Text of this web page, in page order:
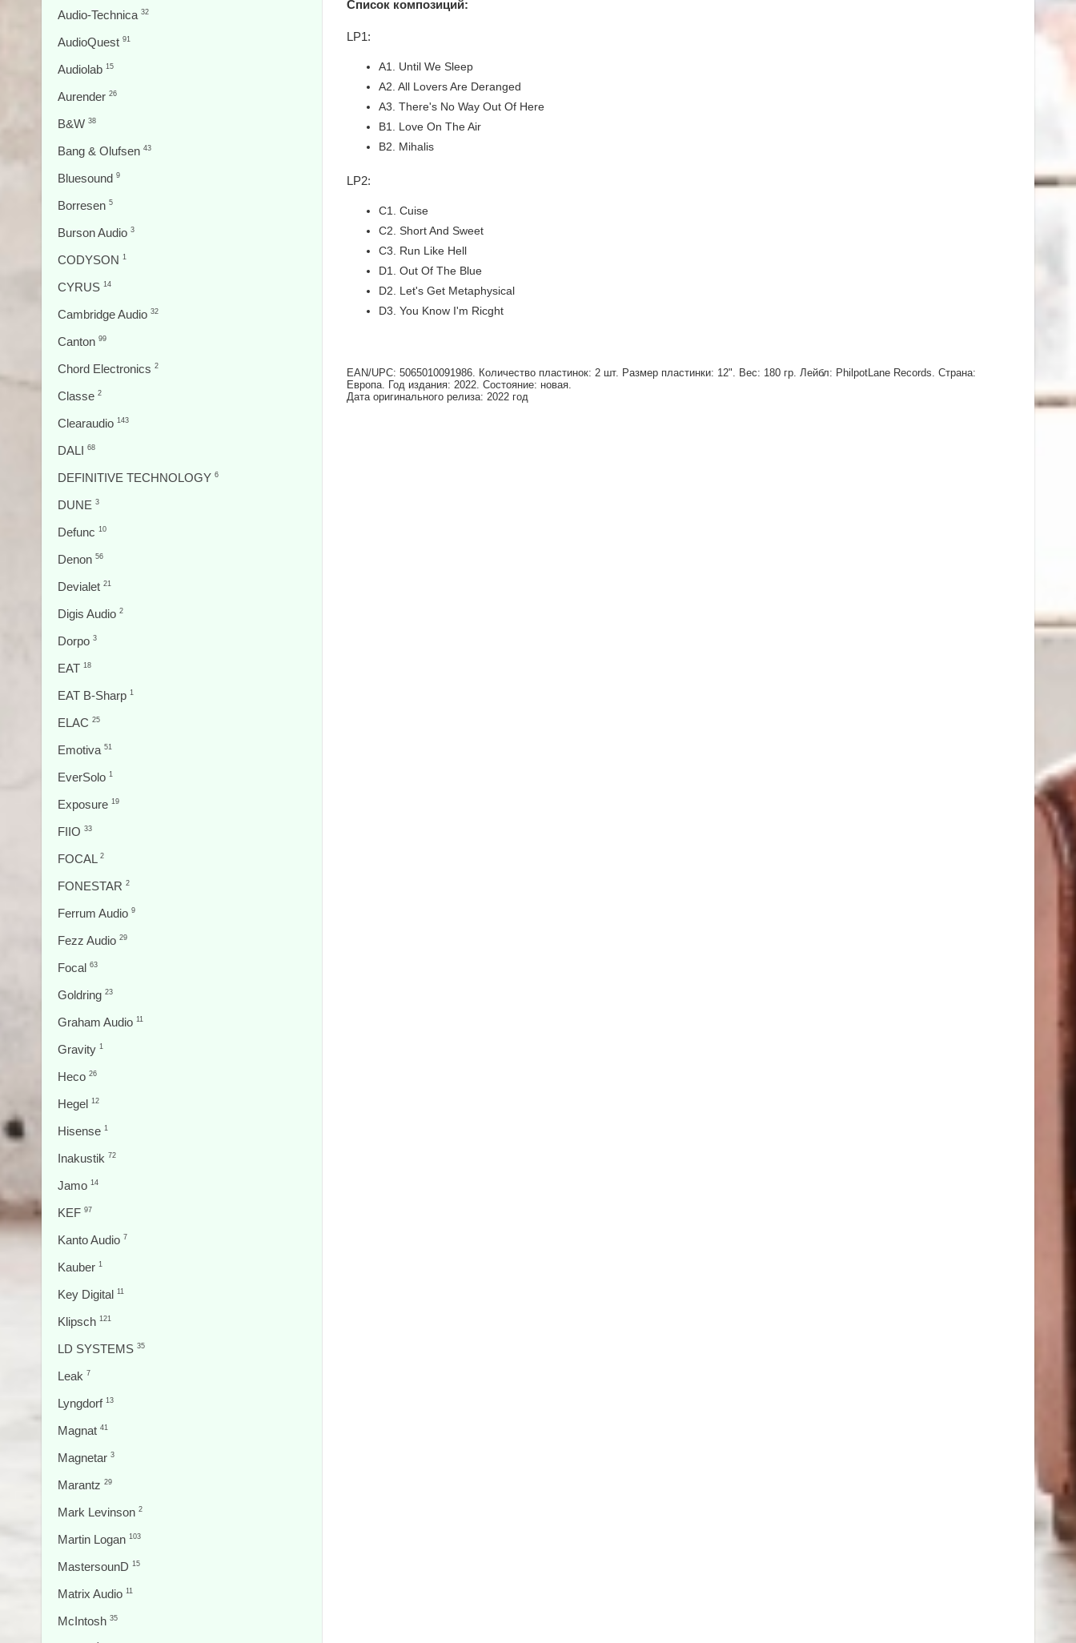
Список композиций:
LP1:
A1. Until We Sleep
A2. All Lovers Are Deranged
A3. There's No Way Out Of Here
B1. Love On The Air
B2. Mihalis
LP2:
C1. Cuise
C2. Short And Sweet
C3. Run Like Hell
D1. Out Of The Blue
D2. Let's Get Metaphysical
D3. You Know I'm Ricght
EAN/UPC: 5065010091986. Количество пластинок: 2 шт. Размер пластинки: 12". Вес: 180 гр. Лейбл: PhilpotLane Records. Страна:
Европа. Год издания: 2022. Состояние: новая.
Дата оригинального релиза: 2022 год
Audio-Technica 32
AudioQuest 91
Audiolab 15
Aurender 26
B&W 38
Bang & Olufsen 43
Bluesound 9
Borresen 5
Burson Audio 3
CODYSON 1
CYRUS 14
Cambridge Audio 32
Canton 99
Chord Electronics 2
Classe 2
Clearaudio 143
DALI 68
DEFINITIVE TECHNOLOGY 6
DUNE 3
Defunc 10
Denon 56
Devialet 21
Digis Audio 2
Dorpo 3
EAT 18
EAT B-Sharp 1
ELAC 25
Emotiva 51
EverSolo 1
Exposure 19
FIIO 33
FOCAL 2
FONESTAR 2
Ferrum Audio 9
Fezz Audio 29
Focal 63
Goldring 23
Graham Audio 11
Gravity 1
Heco 26
Hegel 12
Hisense 1
Inakustik 72
Jamo 14
KEF 97
Kanto Audio 7
Kauber 1
Key Digital 11
Klipsch 121
LD SYSTEMS 35
Leak 7
Lyngdorf 13
Magnat 41
Magnetar 3
Marantz 29
Mark Levinson 2
Martin Logan 103
MastersounD 15
Matrix Audio 11
McIntosh 35